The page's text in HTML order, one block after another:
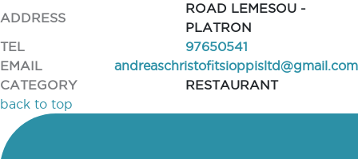
ADDRESS
ROAD LEMESOU -
PLATRON
TEL
97650541
EMAIL
andreaschristofitsioppisltd@gmail.com
CATEGORY
RESTAURANT
back to top